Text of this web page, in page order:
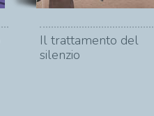
Il trattamento del
silenzio